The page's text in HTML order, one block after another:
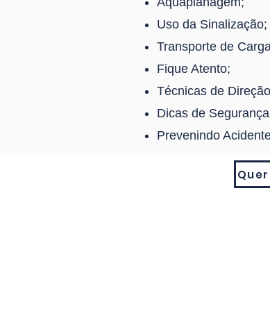
Uso da Sinalização;
Transporte de
Fique Atento;
Técnicas de
Dicas de
Prevenindo